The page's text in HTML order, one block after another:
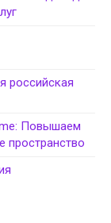
российская
Повышаем
пространство